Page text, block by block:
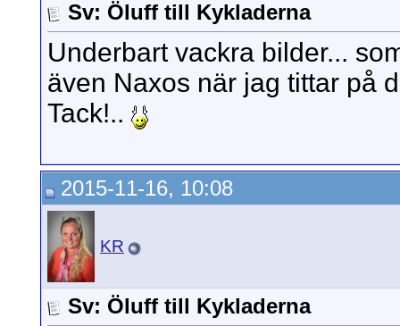
Sv: Öluff till Kykladerna
Underbart vackra bilder...
även Naxos när jag tittar på
Tack!..
2015-11-16, 10:08
KR
Sv: Öluff till Kykladerna